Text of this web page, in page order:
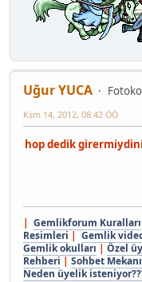
Uğur YUCA
Ksm 14, 2012, 08:42 ÖÖ
hop dedik
| Gemlikforum Kuralları
Resimleri | Gemlik
Gemlik okulları | Özel
Rehberi | Sohbet Mekanı
Neden üyelik